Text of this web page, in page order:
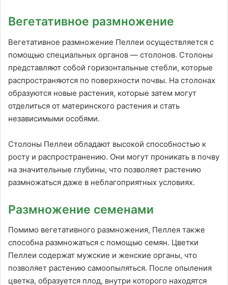
Вегетативное размножение
Вегетативное размножение Пеллеи осуществляется с
помощью специальных органов — столонов. Столоны
представляют собой горизонтальные стебли, которые
распространяются по поверхности почвы. На столонах
образуются новые растения, которые затем могут
отделиться от материнского растения и стать
независимыми особями.
Столоны Пеллеи обладают высокой способностью к
росту и распространению. Они могут проникать в почву
на значительные глубины, что позволяет растению
размножаться даже в неблагоприятных условиях.
Размножение семенами
Помимо вегетативного размножения, Пеллея также
способна размножаться с помощью семян. Цветки
Пеллеи содержат мужские и женские органы, что
позволяет растению самоопыляться. После опыления
цветка, образуется плод, внутри которого находятся